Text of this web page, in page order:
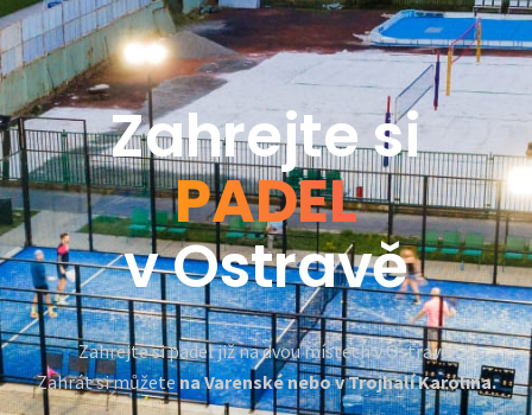
Zahrejte si
PADEL
v Ostravě
Zahrejte si padel již na dvou místech v Ostravě!
Zahrát si můžete na Varenské nebo v Trojhalí Karolina.